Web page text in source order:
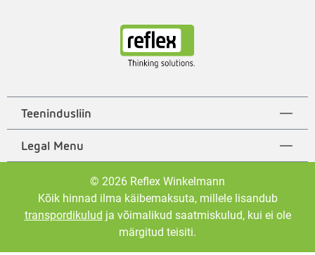
Teenindusliin
Legal Menu
© 2026 Reflex Winkelmann
Kõik hinnad ilma käibemaksuta, millele lisandub
transpordikulud ja võimalikud saatmiskulud, kui ei ole
märgitud teisiti.